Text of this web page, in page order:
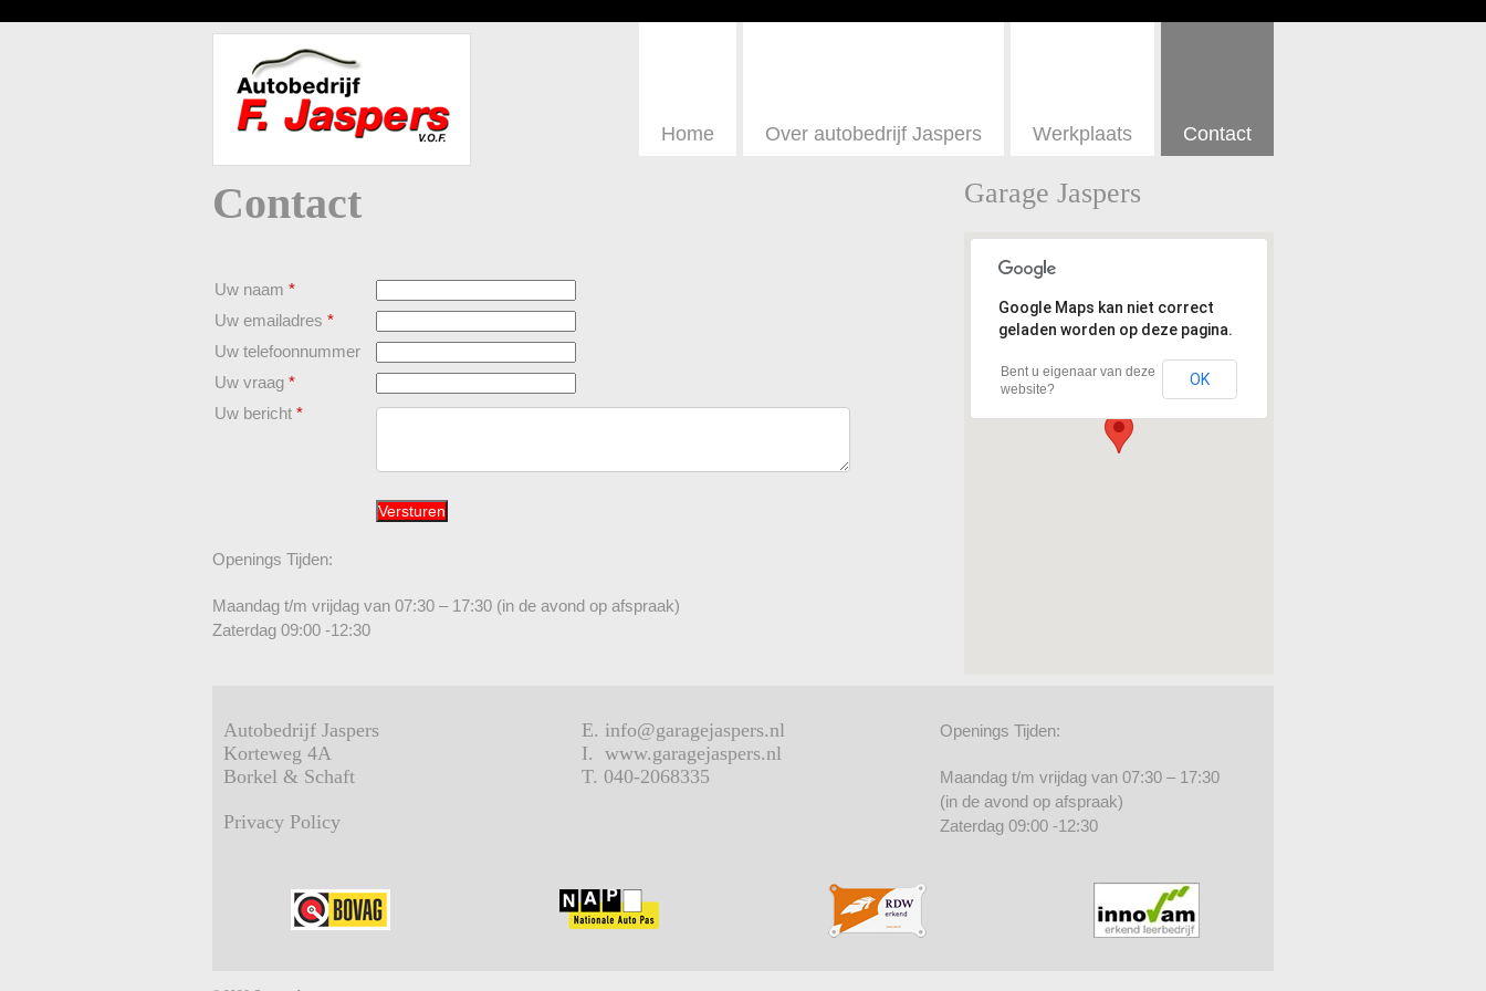
Home Over autobedrijf Jaspers Werkplaats Contact
Contact
Uw naam *
Uw emailadres *
Uw telefoonnummer
Uw vraag *
Uw bericht *
Openings Tijden:
Maandag t/m vrijdag van 07:30 – 17:30 (in de avond op afspraak)
Zaterdag 09:00 -12:30
Garage Jaspers
Google Maps kan niet correct
geladen worden op deze pagina.
Bent u eigenaar van deze
website?
OK
Autobedrijf Jaspers
Korteweg 4A
Borkel & Schaft
Privacy Policy
E. info@garagejaspers.nl
I. www.garagejaspers.nl
T. 040-2068335
Openings Tijden:
Maandag t/m vrijdag van 07:30 – 17:30
(in de avond op afspraak)
Zaterdag 09:00 -12:30